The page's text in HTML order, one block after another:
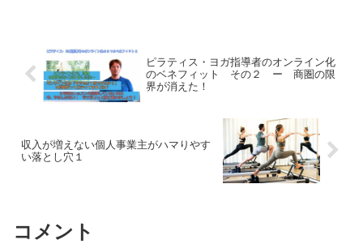
ピラティス・ヨガ指導者のオンライン化
のベネフィット その２ ー 商圏の限
界が消えた！
収入が増えない個人事業主がハマりやす
い落とし穴１
コメント